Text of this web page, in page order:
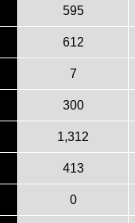
595
612
7
300
1,312
413
0